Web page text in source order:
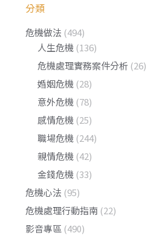
分類
危機做法 (494)
人生危機 (136)
危機處理實務案件分析 (26)
婚姻危機 (28)
意外危機 (78)
感情危機 (25)
職場危機 (244)
親情危機 (42)
金錢危機 (33)
危機心法 (95)
危機處理行動指南 (22)
影音專區 (490)